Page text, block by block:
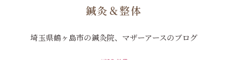
鍼灸＆整体
埼玉県鶴ヶ島市の鍼灸院、マザーアースのブログ